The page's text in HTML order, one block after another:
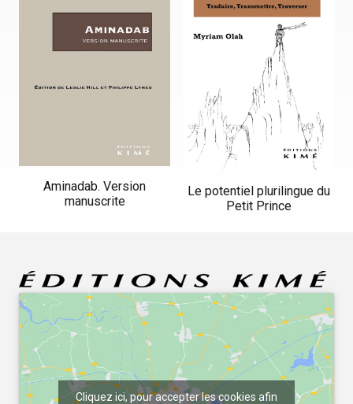
Aminadab. Version
manuscrite
Le potentiel plurilingue du
Petit Prince
Cliquez ici, pour accepter les cookies afin